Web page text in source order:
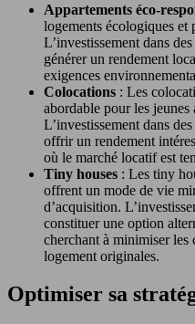
Appartements éco-
logements écologiques et
L’investissement dans
générer un rendement
exigences
Colocations : Les
abordable pour les jeunes
L’investissement dans
offrir un rendement
où le marché locatif est
Tiny houses : Les tiny
offrent un mode de vie
d’acquisition.
constituer une option
cherchant à minimiser les
logement originales.
Optimiser sa